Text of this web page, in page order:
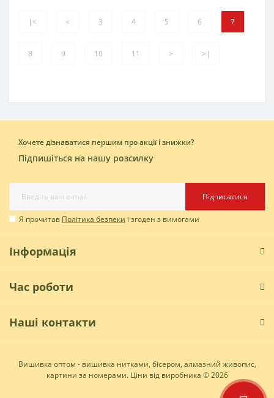
|< < 3 4 5 6 7
8 9 10 11 > >|
Хочете дізнаватися першим про акції і знижки?
Підпишіться на нашу розсилку
Підписатися
Я прочитав Політика безпеки і згоден з вимогами
Інформація
Час роботи
Наші контакти
Вишивка оптом - вишивка нитками, бісером, алмазний живопис,
картини за номерами. Ціни від виробника © 2026